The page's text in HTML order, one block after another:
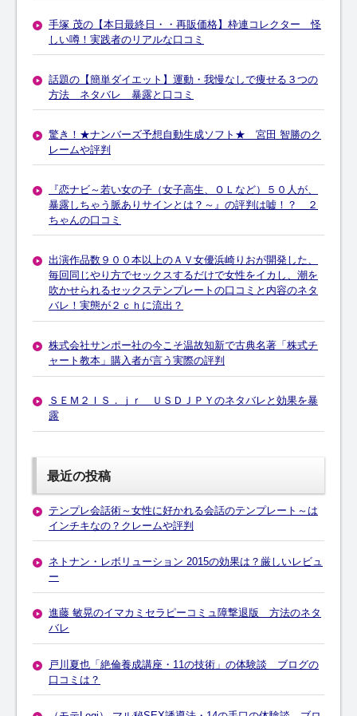
手塚 茂の【本日最終日・・再販価格】枠連コレクター 怪
しい噂！実践者のリアルな口コミ
話題の【簡単ダイエット】運動・我慢なしで痩せる３つの
方法 ネタバレ 暴露と口コミ
驚き！★ナンバーズ予想自動生成ソフト★ 宮田 智勝のク
レームや評判
『恋ナビ～若い女の子（女子高生、ＯＬなど）５０人が、
暴露しちゃう脈ありサインとは？～』の評判は嘘！？ ２
ちゃんの口コミ
出演作品数９００本以上のＡＶ女優浜崎りおが開発した、
毎回同じやり方でセックスするだけで女性をイカし、潮を
吹かせられるセックステンプレートの口コミと内容のネタ
バレ！実態が２ｃｈに流出？
株式会社サンポー社の今こそ温故知新で古典名著「株式チ
ャート教本」購入者が言う実際の評判
ＳＥＭ２ＩＳ．ｊｒ ＵＳＤＪＰＹのネタバレと効果を暴
露
最近の投稿
テンプレ会話術～女性に好かれる会話のテンプレート～は
インチキなの？クレームや評判
ネトナン・レボリューション 2015の効果は？厳しいレビュ
ー
進藤 敏晃のイマカミセラピーコミュ障撃退版 方法のネタ
バレ
戸川夏也「絶倫養成講座・11の技術」の体験談 ブログの
口コミは？